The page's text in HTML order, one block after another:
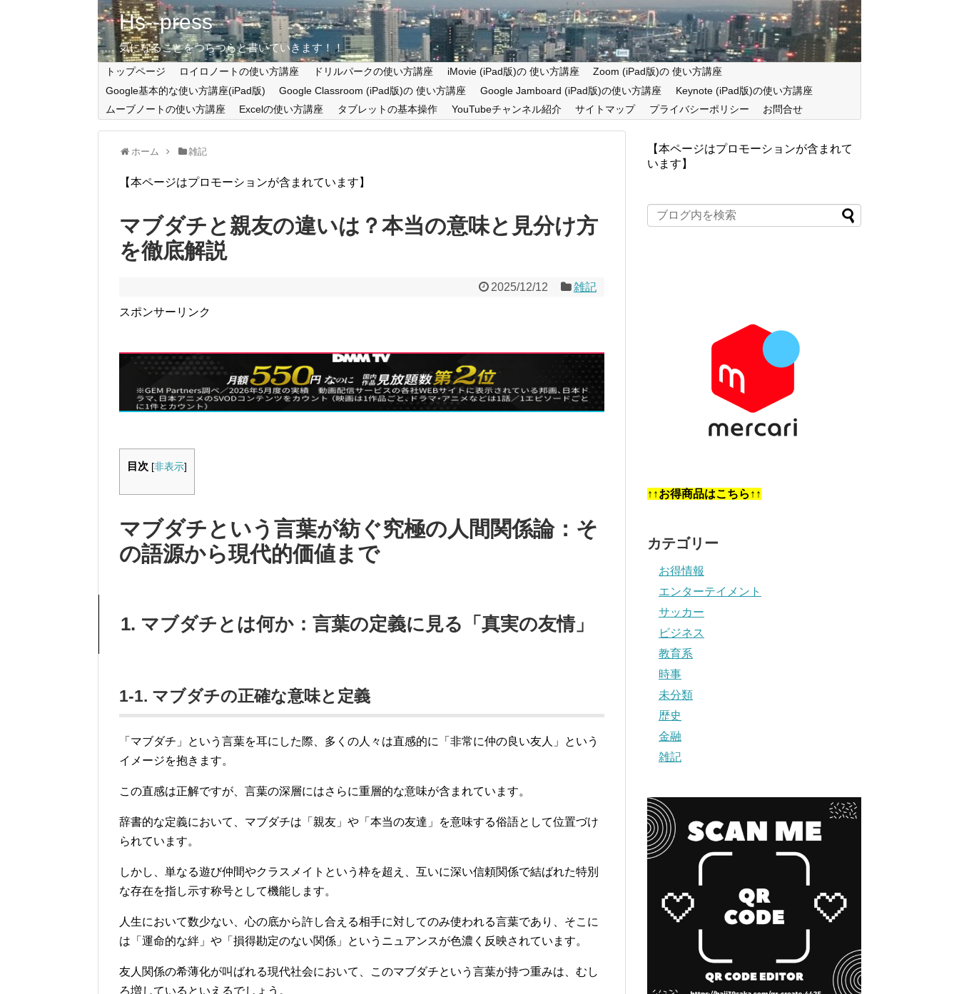
Hs--press
気になることをつらつらと書いていきます！！
トップページ ロイロノートの使い方講座 ドリルパークの使い方講座 iMovie (iPad版)の 使い方講座
Zoom (iPad版)の 使い方講座
Google基本的な使い方講座(iPad版)
Google Classroom (iPad版)の 使い方講座 Google Jamboard (iPad版)の使い方講座
Keynote (iPad版)の使い方講座
ムーブノートの使い方講座
Excelの使い方講座 タブレットの基本操作 YouTubeチャンネル紹介 サイトマップ プライバシーポリシー お問合せ
ホーム 雑記
【本ページはプロモーションが含まれています】
マブダチと親友の違いは？本当の意味と見分け方
を徹底解説
2025/12/12 雑記
スポンサーリンク
目次 [非表示]
マブダチという言葉が紡ぐ究極の人間関係論：そ
の語源から現代的価値まで
1. マブダチとは何か：言葉の定義に見る「真実の友情」
1-1. マブダチの正確な意味と定義
「マブダチ」という言葉を耳にした際、多くの人々は直感的に「非常に仲の良い友人」という
イメージを抱きます。
この直感は正解ですが、言葉の深層にはさらに重層的な意味が含まれています。
辞書的な定義において、マブダチは「親友」や「本当の友達」を意味する俗語として位置づけ
られています。
しかし、単なる遊び仲間やクラスメイトという枠を超え、互いに深い信頼関係で結ばれた特別
な存在を指し示す称号として機能します。
人生において数少ない、心の底から許し合える相手に対してのみ使われる言葉であり、そこに
は「運命的な絆」や「損得勘定のない関係」というニュアンスが色濃く反映されています。
友人関係の希薄化が叫ばれる現代社会において、このマブダチという言葉が持つ重みは、むし
ろ増しているといえるでしょう。
【本ページはプロモーションが含まれて
います】
↑↑お得商品はこちら↑↑
カテゴリー
お得情報
エンターテイメント
サッカー
ビジネス
教育系
時事
未分類
歴史
金融
雑記